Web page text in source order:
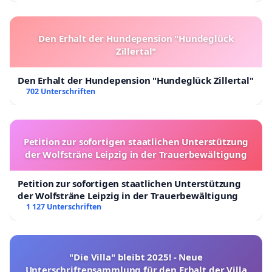
Den Erhalt der Hundepension "Hundeglück
Zillertal"
Den Erhalt der Hundepension "Hundeglück Zillertal"
702 Unterschriften
Petition zur sofortigen staatlichen Unterstützung
der Wolfsträne Leipzig in der Trauerbewältigung
Petition zur sofortigen staatlichen Unterstützung
der Wolfsträne Leipzig in der Trauerbewältigung
1 127 Unterschriften
"Die Villa" bleibt 2025! - Neue
Unterschriftensammlung für den Erhalt der Villa